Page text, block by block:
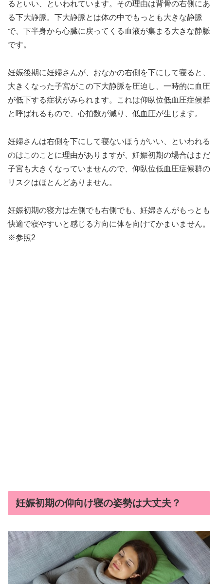
るといい、といわれています。その理由は背骨の右側にあ
る下大静脈。下大静脈とは体の中でもっとも大きな静脈
で、下半身から心臓に戻ってくる血液が集まる大きな静脈
です。
妊娠後期に妊婦さんが、おなかの右側を下にして寝ると、
大きくなった子宮がこの下大静脈を圧迫し、一時的に血圧
が低下する症状がみられます。これは仰臥位低血圧症候群
と呼ばれるもので、心拍数が減り、低血圧が生じます。
妊婦さんは右側を下にして寝ないほうがいい、といわれる
のはこのことに理由がありますが、妊娠初期の場合はまだ
子宮も大きくなっていませんので、仰臥位低血圧症候群の
リスクはほとんどありません。
妊娠初期の寝方は左側でも右側でも、妊婦さんがもっとも
快適で寝やすいと感じる方向に体を向けてかまいません。
※参照2
妊娠初期の仰向け寝の姿勢は大丈夫？